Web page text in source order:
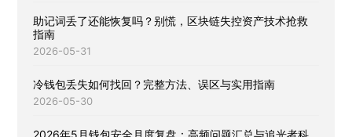
助记词丢了还能恢复吗？别慌，区块链失控资产技术抢救
指南
2026-05-31
冷钱包丢失如何找回？完整方法、误区与实用指南
2026-05-30